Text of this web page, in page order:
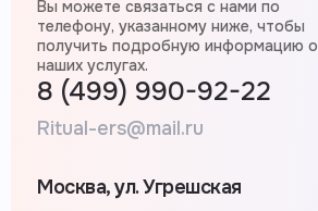
Вы можете связаться с нами по
телефону, указанному ниже, чтобы
получить подробную информацию о
наших услугах.
8 (499) 990-92-22
Ritual-ers@mail.ru
Москва, ул. Угрешская